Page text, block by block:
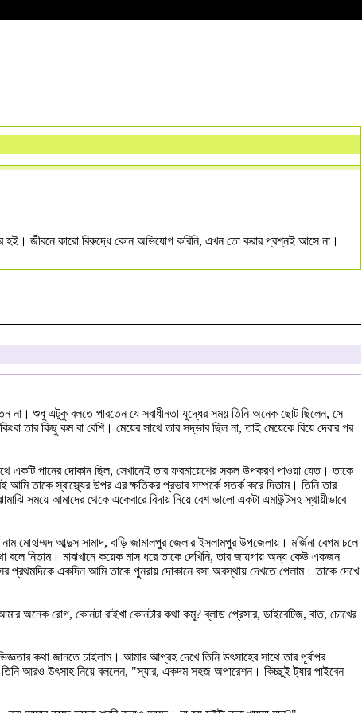
হই। জীবনে কারো বিরুদ্ধে কোন অভিযোগ করিনি, এখন তো করার প্রশ্নই আসে না।
না। শুধু এটুকু বলতে পারতেন যে স্বাধীনতা যুদ্ধের সময় তিনি অনেক ছোট ছিলেন, সে
তার কিছু কম বা বেশি। মেয়ের সাথে তার সদ্ভাব ছিল না, তাই মেয়েকে বিয়ে দেবার পর
একটি পানের দোকান ছিল, সেখানেই তার ফরমায়েশের সকল উপকরণ পাওয়া যেত। তাকে
তাকে স্বাস্থ্যের উপর এর ক্ষতিকর প্রভাব সম্পর্কে সতর্ক করে দিতাম। তিনি তার
সময়ে আমাদের থেকে একেবারে বিদায় নিয়ে বেশ ভালো একটা এমাউন্টসহ স্থায়ীভাবে
মোহাম্মদ আব্দুস সামাদ, বাড়ি জামালপুর জেলার ইসলামপুর উপজেলায়। মর্জিনা বেগম চলে
বলে নিতাম। মাঝখানে কয়েক মাস ধরে তাকে দেখিনি, তার জায়গায় অন্য কেউ একজন
প্রথমদিকে একদিন আমি তাকে পুনরায় দোকানে বসা অবস্থায় দেখতে পেলাম। তাকে দেখে
অনেক রোগ, কোনটা রাইখা কোনটার কথা কমু? ব্লাড প্রেসার, ডাইবেটিজ, বাত, চোখের
কথা জানতে চাইলাম। আমার আগ্রহ দেখে তিনি উৎসাহের সাথে তার পূর্বাপর
আরও উৎসাহ নিয়ে বললেন, "স্যার, একদম সহজ অপারেশন। কিচ্ছুই ট্যার পাইবেন